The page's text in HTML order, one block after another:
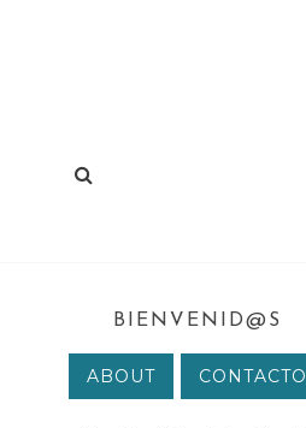
BIENVENID@S
ABOUT CONTACTO